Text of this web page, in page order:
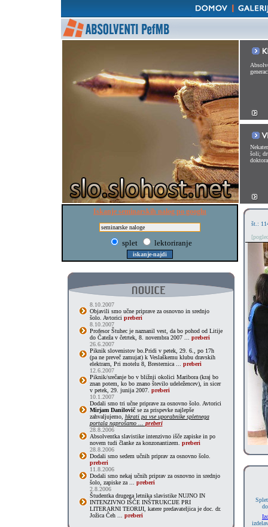
šoli;
Iskanje seminarskih nalog po googlu
splet lektoriranje
8.10.2007
Objavili smo učne priprave za osnovno in srednjo
šolo. Avtorici preberi
8.10.2007
Profesor Štuhec je naznanil vest, da bo pohod od Litije
do Čateža v četrtek, 8. novembra 2007 ... preberi
26.6.2007
Piknik slovenistov bo.Pridi v petek, 29. 6., po 17h
(pa ne preveč zamujat) k Veslaškemu klubu dravskih
elektrarn, Pri motelu 8, Bresternica ... preberi
12.6.2007
Piknik/srečanje bo v bližnji okolici Maribora (kraj bo
znan potem, ko bo znano število udeležencev), in sicer
v petek, 29. junija 2007. preberi
10.1.2007
Dodali smo tri učne priprave za osnovno šolo. Avtorici
Mirjam Danilovičse za prispevke najlepše
zahvaljujemo, hkrati pa vse uporabnike spletnega
portala naprošamo ... preberi
28.8.2006
Absolventka slavistike intenzivno išče zapiske in po
novem tudi članke za konzonantizem. preberi
28.8.2006
Dodali smo sedem učnih priprav za osnovno šolo.
preberi
11.8.2006
Dodali smo nekaj učnih priprav za osnovno in srednjo
šolo, zapiske za ... preberi
2.8.2006
Študentka drugega letnika slavistike NUJNO IN
INTENZIVNO IŠČE INŠTRUKCIJE PRI
LITERARNI TEORIJI, katere predavateljica je doc. dr.
Jožica Čeh ... preberi
št.: